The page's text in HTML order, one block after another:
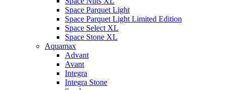
Space Parquet Light
Space Parquet Light Limited Edition
Space Select XL
Space Stone XL
Aquamax
Advant
Avant
Integra
Integra Stone